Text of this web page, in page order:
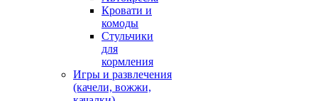
Кровати и
комоды
Стульчики
для
кормления
Игры и развлечения
(качели, вожжи,